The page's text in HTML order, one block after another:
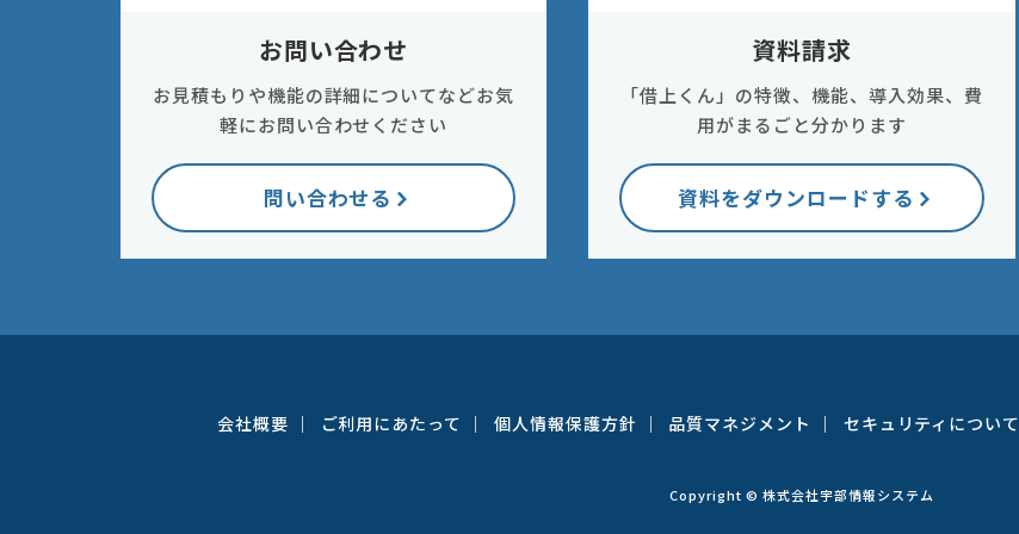
お問い合わせ
お見積もりや機能の詳細についてなどお気
軽にお問い合わせください
問い合わせる
資料請求
「借上くん」の特徴、機能、導入効果、費
用がまるごと分かります
資料をダウンロードする
会社概要 ご利用にあたって 個人情報保護方針 品質マネジメント セキュリティについて
Copyright © 株式会社宇部情報システム